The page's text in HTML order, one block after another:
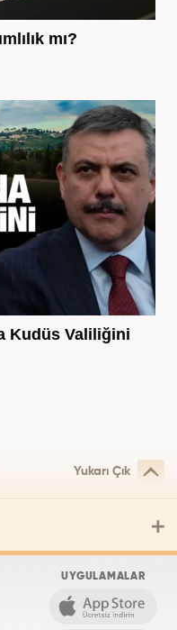
mı?
Kudüs Valiliğini
Yukarı Çık
UYGULAMALAR